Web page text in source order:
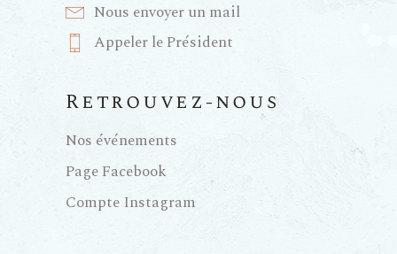
Nous envoyer un mail
Appeler le Président
Retrouvez-nous
Nos événements
Page Facebook
Compte Instagram